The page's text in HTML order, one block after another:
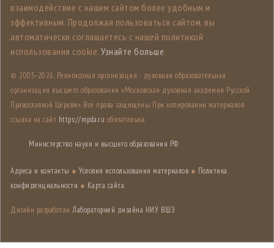
взаимодействие с нашим сайтом более удобным и
эффективным. Продолжая пользоваться сайтом, вы
автоматически соглашаетесь с нашей политикой
использования cookie. Узнайте больше.
© 2005-2026, Религиозная организация - духовная образовательная
организация высшего образования «Московская духовная академия Русской
Православной Церкви». Все права защищены. При копировании материалов
ссылка на сайт https://mpda.ru обязательна.
Министерство науки и высшего образования РФ
Адреса и контакты ● Условия использования материалов ● Политика
конфиденциальности ● Карта сайта
Дизайн разработан Лабораторией дизайна НИУ ВШЭ